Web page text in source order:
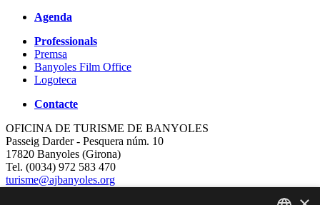
Agenda
Professionals
Premsa
Banyoles Film Office
Logoteca
Contacte
OFICINA DE TURISME DE BANYOLES
Passeig Darder - Pesquera núm. 10
17820 Banyoles (Girona)
Tel. (0034) 972 583 470
turisme@ajbanyoles.org